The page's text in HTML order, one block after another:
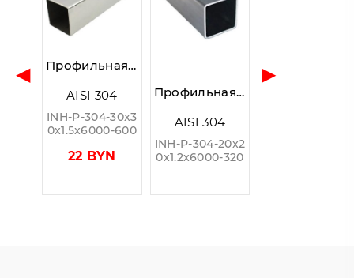
◀
Профильная нержавеющая труба AISI 304 30x30x1.5мм, зеркальный, 600 GRIT
AISI 304
INH-P-304-30x3
0x1.5x6000-600
22 BYN
Профильная нержавеющая труба AISI 304 20x20x1.2мм, шлифованная (320 GRIT)
AISI 304
INH-P-304-20x2
0x1.2x6000-320
▶